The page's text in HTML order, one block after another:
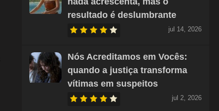
resultado é deslumbrante
jul 14, 2026
Nós Acreditamos em Vocês:
quando a justiça transforma
vítimas em suspeitos
jul 2, 2026